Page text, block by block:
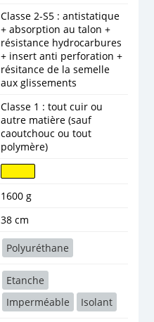
Classe 2-S5 : antistatique
+ absorption au talon +
résistance hydrocarbures
+ insert anti perforation +
résitance de la semelle
aux glissements
Classe 1 : tout cuir ou
autre matière (sauf
caoutchouc ou tout
polymère)
1600 g
38 cm
Polyuréthane
Etanche
Imperméable
Isolant